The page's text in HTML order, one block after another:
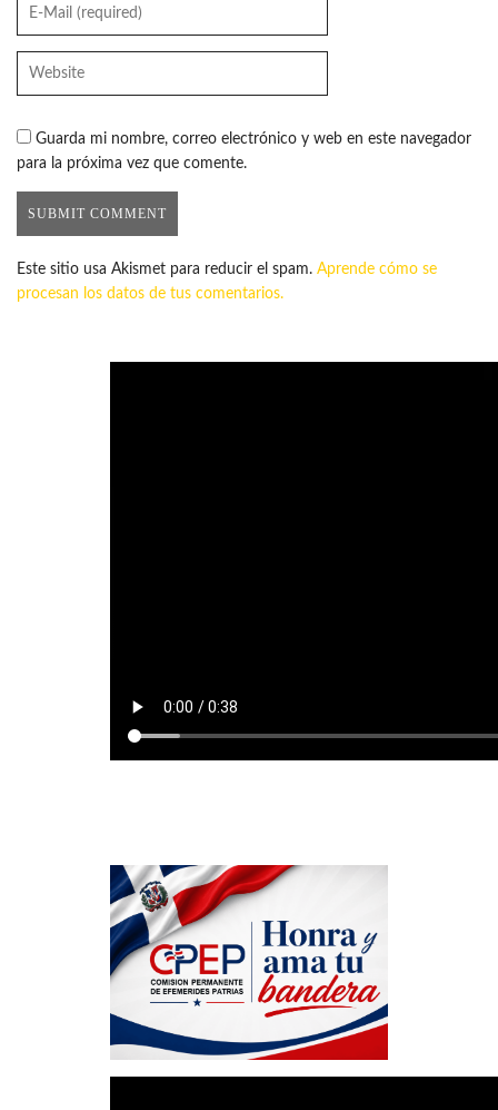
Guarda mi nombre, correo electrónico y web en este navegador
para la próxima vez que comente.
Este sitio usa Akismet para reducir el spam. Aprende cómo se
procesan los datos de tus comentarios.